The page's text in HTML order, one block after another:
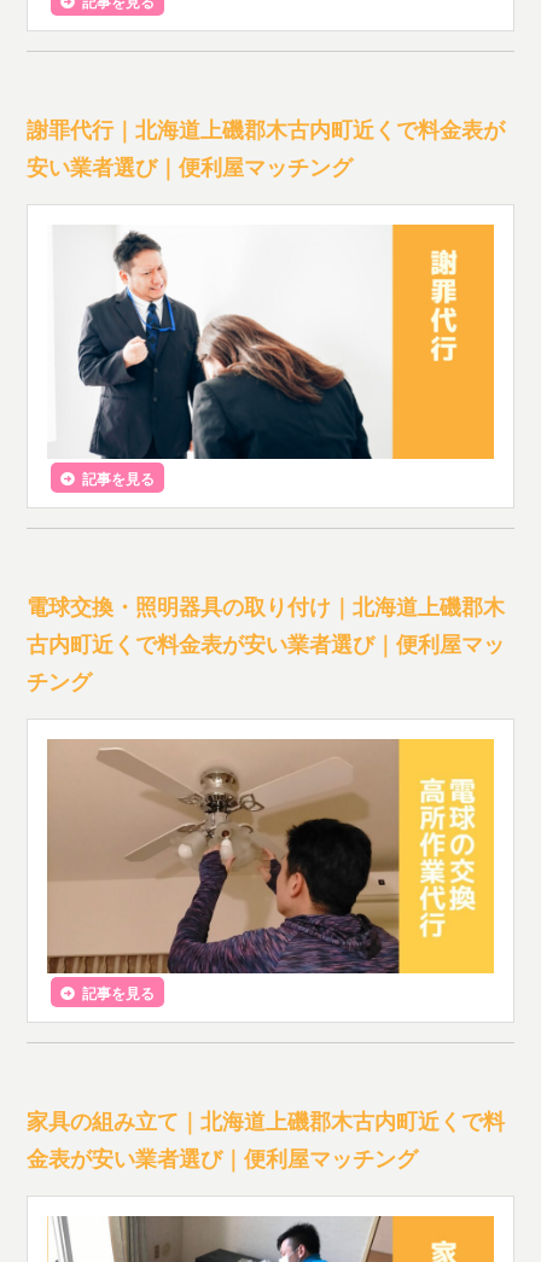
謝罪代行｜北海道上磯郡木古内町近くで料金表が
安い業者選び｜便利屋マッチング
記事を見る
電球交換・照明器具の取り付け｜北海道上磯郡木
古内町近くで料金表が安い業者選び｜便利屋マッ
チング
記事を見る
家具の組み立て｜北海道上磯郡木古内町近くで料
金表が安い業者選び｜便利屋マッチング